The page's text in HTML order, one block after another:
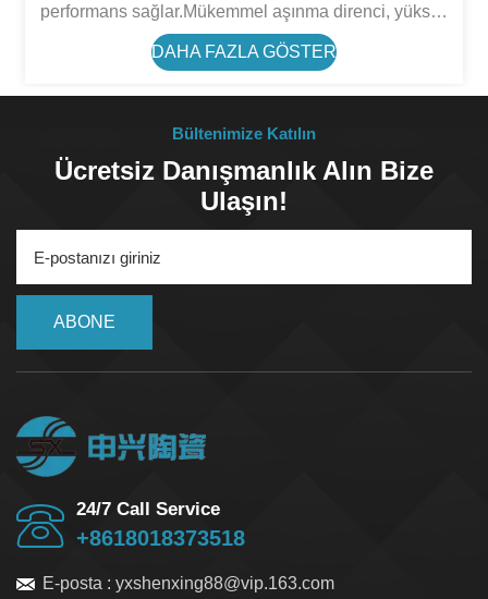
performans sağlar.Mükemmel aşınma direnci, yüksek
sıcaklık direnci ve elektrik yalıtımı.İyi kimyasal
kararlılığa sahiptir, zorlu çalışma ortamlarına
DAHA FAZLA GÖSTER
Bültenimize Katılın
Ücretsiz Danışmanlık Alın Bize
Ulaşın!
ABONE
24/7 Call Service
+8618018373518
E-posta : yxshenxing88@vip.163.com